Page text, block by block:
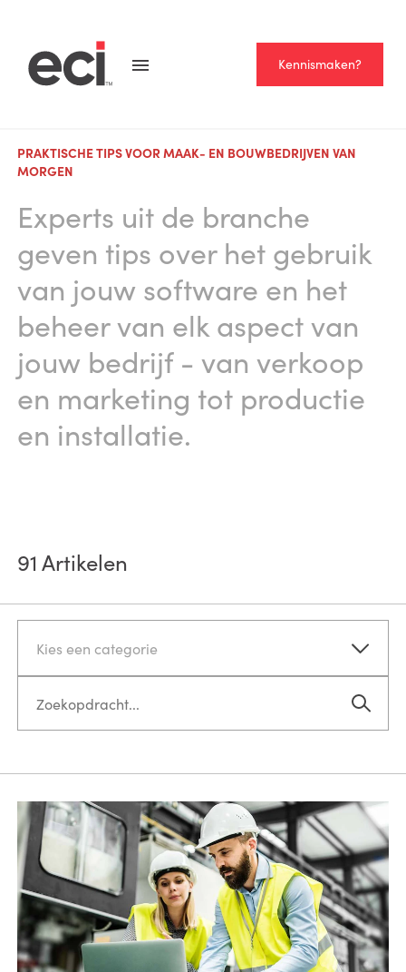
Kennismaken?
PRAKTISCHE TIPS VOOR MAAK- EN BOUWBEDRIJVEN VAN
MORGEN
Experts uit de branche
geven tips over het gebruik
van jouw software en het
beheer van elk aspect van
jouw bedrijf - van verkoop
en marketing tot productie
en installatie.
91 Artikelen
Kies een categorie